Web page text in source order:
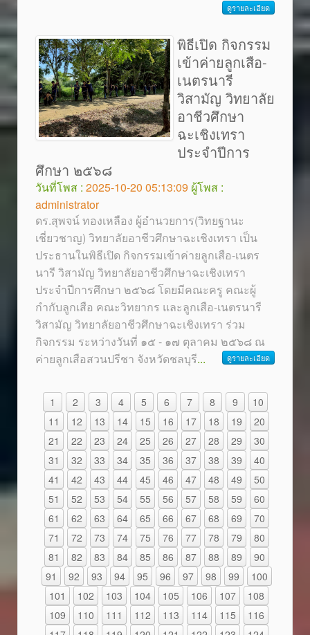
ดูรายละเอียด
พิธีเปิด กิจกรรม
เข้าค่ายลูกเสือ-
เนตรนารี
วิสามัญ วิทยาลัย
อาชีวศึกษา
ฉะเชิงเทรา
ประจำปีการ
ศึกษา ๒๕๖๘
วันที่โพส : 2025-10-20 05:13:09 ผู้โพส :
administrator
ดร.สุพจน์ ทองเหลือง ผู้อำนวยการ(วิทยฐานะ
เชี่ยวชาญ) วิทยาลัยอาชีวศึกษาฉะเชิงเทรา เป็น
ประธานในพิธีเปิด กิจกรรมเข้าค่ายลูกเสือ-เนตร
นารี วิสามัญ วิทยาลัยอาชีวศึกษาฉะเชิงเทรา
ประจำปีการศึกษา ๒๕๖๘ โดยมีคณะครู คณะผู้
กำกับลูกเสือ คณะวิทยากร และลูกเสือ-เนตรนารี
วิสามัญ วิทยาลัยอาชีวศึกษาฉะเชิงเทรา ร่วม
กิจกรรม ระหว่างวันที่ ๑๕ - ๑๗ ตุลาคม ๒๕๖๘ ณ
ค่ายลูกเสือสวนปรีชา จังหวัดชลบุรี... ดูรายละเอียด
1 2 3 4 5 6 7 8 9
10
11
12 13 14 15 16 17 18 19
20
21
22 23 24 25 26 27 28 29
30
31
32 33 34 35 36 37 38 39
40
41
42 43 44 45 46 47 48 49
50
51
52 53 54 55 56 57 58 59
60
61
62 63 64 65 66 67 68 69
70
71
72 73 74 75 76 77 78 79
80
81
82 83 84 85 86 87 88 89
90
91
92 93 94 95 96 97 98 99
100
101
102 103 104 105 106 107
108
109
110 111 112 113 114 115
116